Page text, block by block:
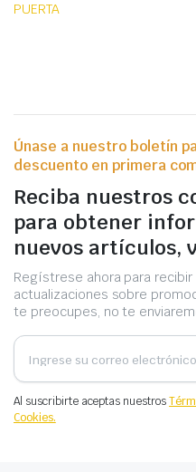
PUERTA
Únase a nuestro boletín
descuento en primera
Reciba nuestros
para obtener
nuevos artículos,
Regístrese ahora para recibir
actualizaciones sobre
te preocupes, no te
Al suscribirte aceptas nuestros
Cookies.